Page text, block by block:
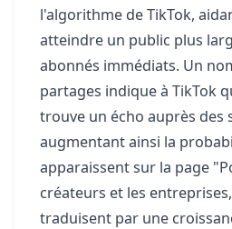
l'algorithme de TikTok,
atteindre un public plus
abonnés immédiats. Un
partages indique à TikTok
trouve un écho auprès des
augmentant ainsi la
apparaissent sur la page
créateurs et les
traduisent par une